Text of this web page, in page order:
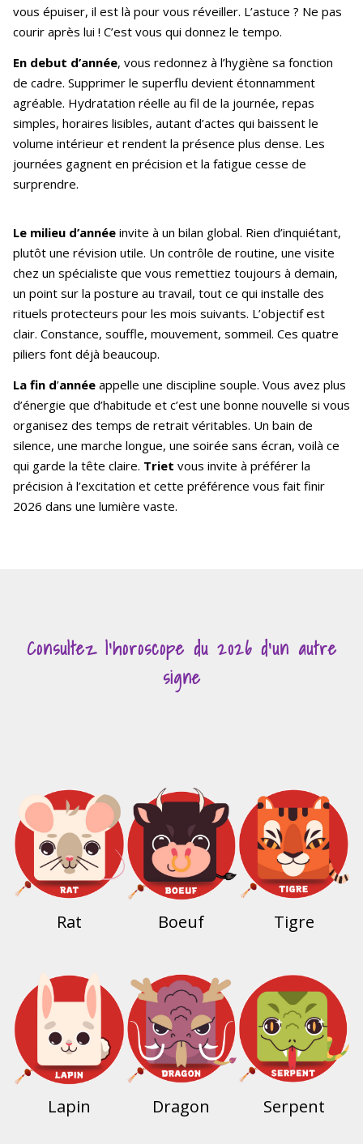
vous épuiser, il est là pour vous réveiller. L’astuce ? Ne pas
courir après lui ! C’est vous qui donnez le tempo.
En debut d’année, vous redonnez à l’hygiène sa fonction
de cadre. Supprimer le superflu devient étonnamment
agréable. Hydratation réelle au fil de la journée, repas
simples, horaires lisibles, autant d’actes qui baissent le
volume intérieur et rendent la présence plus dense. Les
journées gagnent en précision et la fatigue cesse de
surprendre.
Le milieu d’année invite à un bilan global. Rien d’inquiétant,
plutôt une révision utile. Un contrôle de routine, une visite
chez un spécialiste que vous remettiez toujours à demain,
un point sur la posture au travail, tout ce qui installe des
rituels protecteurs pour les mois suivants. L’objectif est
clair. Constance, souffle, mouvement, sommeil. Ces quatre
piliers font déjà beaucoup.
La fin d’année appelle une discipline souple. Vous avez plus
d’énergie que d’habitude et c’est une bonne nouvelle si vous
organisez des temps de retrait véritables. Un bain de
silence, une marche longue, une soirée sans écran, voilà ce
qui garde la tête claire. Triet vous invite à préférer la
précision à l’excitation et cette préférence vous fait finir
2026 dans une lumière vaste.
Consultez l'horoscope du 2026 d'un autre
signe
Rat Boeuf Tigre
Lapin Dragon Serpent